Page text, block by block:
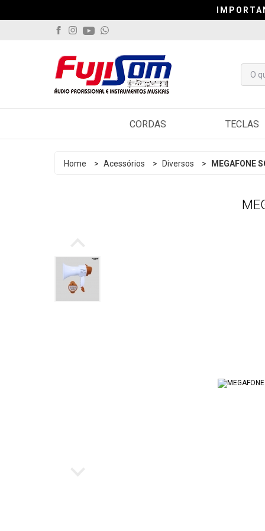
CORDAS
Violão
TECLAS
Home > Acessórios > Diversos > MEGAFONE